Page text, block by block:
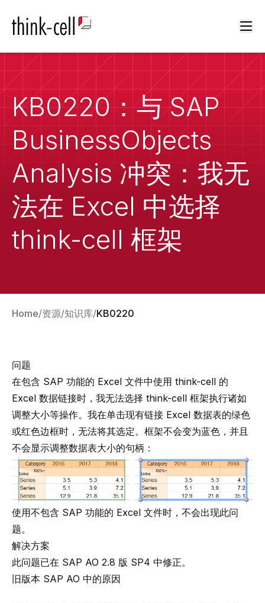
KB0220：与 SAP
BusinessObjects
Analysis 冲突：我无
法在 Excel 中选择
think-cell 框架
Home 资源 知识库 KB0220
问题
在包含 SAP 功能的 Excel 文件中使用 think-cell 的
Excel 数据链接时，我无法选择 think-cell 框架执行诸如
调整大小等操作。我在单击现有链接 Excel 数据表的绿色
或红色边框时，无法将其选定。框架不会变为蓝色，并且
不会显示调整数据表大小的句柄：
使用不包含 SAP 功能的 Excel 文件时，不会出现此问
题。
解决方案
此问题已在 SAP AO 2.8 版 SP4 中修正。
旧版本 SAP AO 中的原因